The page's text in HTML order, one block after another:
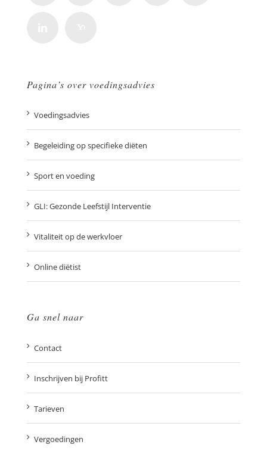
Pagina’s over voedingsadvies
Voedingsadvies
Begeleiding op specifieke diëten
Sport en voeding
GLI: Gezonde Leefstijl Interventie
Vitaliteit op de werkvloer
Online diëtist
Ga snel naar
Contact
Inschrijven bij Profitt
Tarieven
Vergoedingen